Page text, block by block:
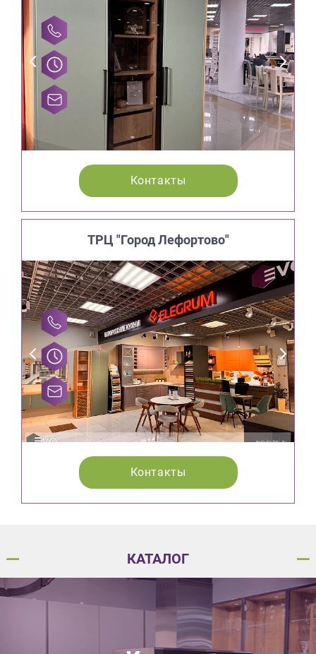
Контакты
ТРЦ "Город Лефортово"
Контакты
КАТАЛОГ